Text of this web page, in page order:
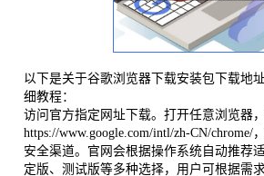
以下是关于谷歌浏览器下载安装包下载地
细教程：
访问官方指定网址下载。打开任意浏览器
https://www.google.com/intl/zh-CN/chrome/
安全渠道。官网会根据操作系统自动推荐
定版、测试版等多种选择，用户可根据需